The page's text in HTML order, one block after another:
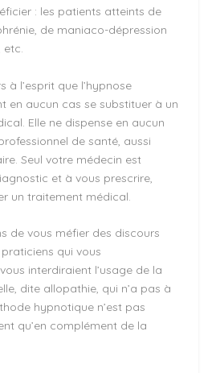
: les patients atteints de
de maniaco-dépression
etc.
à l’esprit que l’hypnose
en aucun cas se substituer à un
Elle ne dispense en aucun
de santé, aussi
Seul votre médecin est
et à vous prescrire,
un traitement médical.
de vous méfier des discours
qui vous
interdiraient l’usage de la
dite allopathie, qui n’a pas à
hypnotique n’est pas
qu’en complément de la